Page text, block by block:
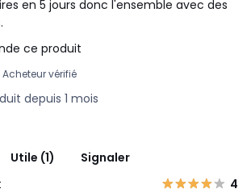
en 5 jours donc l'ensemble avec des
ce produit
Acheteur vérifié
depuis 1 mois
Utile (1)
Signaler
4